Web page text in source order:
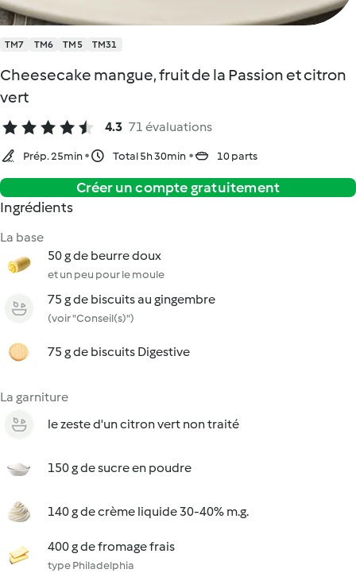
TM7 TM6 TM5 TM31
Cheesecake mangue, fruit de la Passion et citron
vert
4.3 71 évaluations
Prép. 25min Total 5h 30min 10 parts
Créer un compte gratuitement
Ingrédients
La base
50 g de beurre doux
et un peu pour le moule
75 g de biscuits au gingembre
(voir "Conseil(s)")
75 g de biscuits Digestive
La garniture
le zeste d'un citron vert non traité
150 g de sucre en poudre
140 g de crème liquide 30-40% m.g.
400 g de fromage frais
type Philadelphia